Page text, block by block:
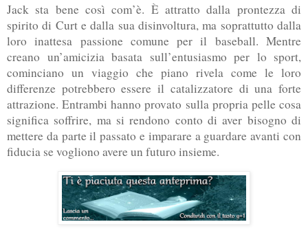
Jack sta bene così com’è. È attratto dalla prontezza di
spirito di Curt e dalla sua disinvoltura, ma soprattutto dalla
loro inattesa passione comune per il baseball. Mentre
creano un’amicizia basata sull’entusiasmo per lo sport,
cominciano un viaggio che piano rivela come le loro
differenze potrebbero essere il catalizzatore di una forte
attrazione. Entrambi hanno provato sulla propria pelle cosa
significa soffrire, ma si rendono conto di aver bisogno di
mettere da parte il passato e imparare a guardare avanti con
fiducia se vogliono avere un futuro insieme.